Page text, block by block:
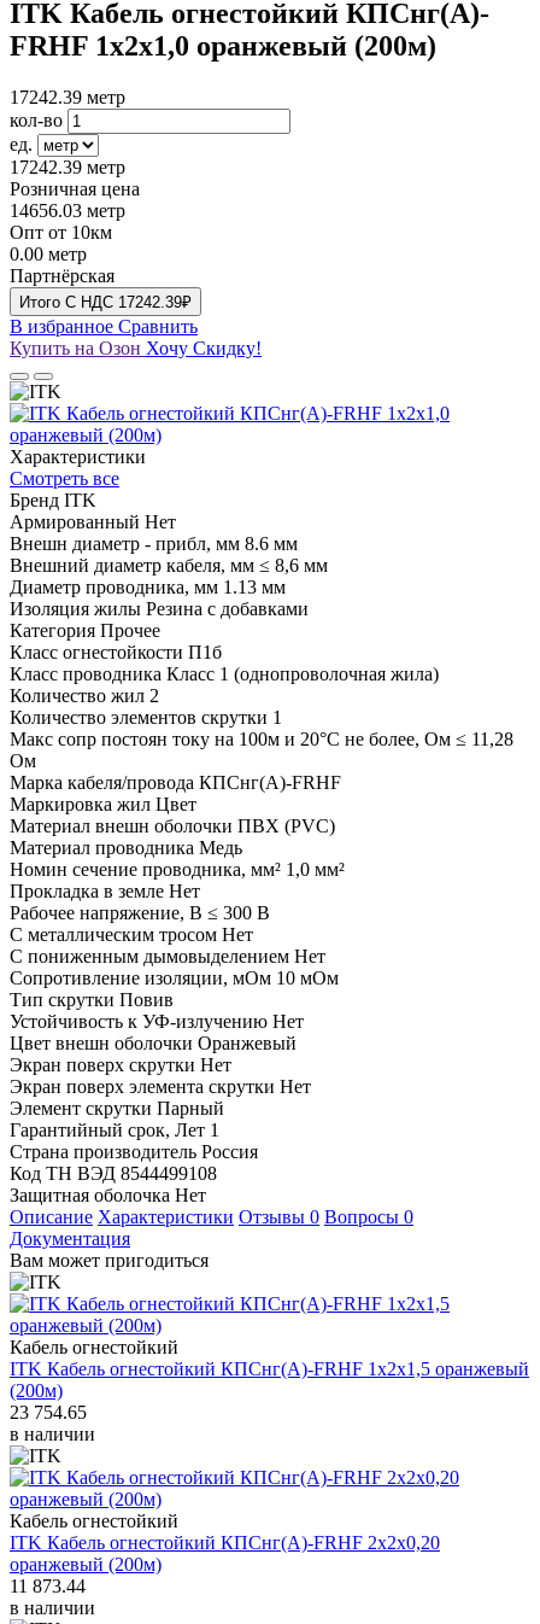
ITK Кабель огнестойкий КПСнг(А)-
FRHF 1х2х1,0 оранжевый (200м)
17242.39 метр
кол-во
ед.
17242.39 метр
Розничная цена
14656.03 метр
Опт от 10км
0.00 метр
Партнёрская
Итого C НДС 17242.39₽
В избранное Сравнить
Купить на Озон Хочу Скидку!
Характеристики
Смотреть все
Бренд ITK
Армированный Нет
Внешн диаметр - прибл, мм 8.6 мм
Внешний диаметр кабеля, мм ≤ 8,6 мм
Диаметр проводника, мм 1.13 мм
Изоляция жилы Резина с добавками
Категория Прочее
Класс огнестойкости П1б
Класс проводника Класс 1 (однопроволочная жила)
Количество жил 2
Количество элементов скрутки 1
Макс сопр постоян току на 100м и 20°С не более, Ом ≤ 11,28
Ом
Марка кабеля/провода КПСнг(А)-FRHF
Маркировка жил Цвет
Материал внешн оболочки ПВХ (PVC)
Материал проводника Медь
Номин сечение проводника, мм² 1,0 мм²
Прокладка в земле Нет
Рабочее напряжение, В ≤ 300 В
С металлическим тросом Нет
С пониженным дымовыделением Нет
Сопротивление изоляции, мОм 10 мОм
Тип скрутки Повив
Устойчивость к УФ-излучению Нет
Цвет внешн оболочки Оранжевый
Экран поверх скрутки Нет
Экран поверх элемента скрутки Нет
Элемент скрутки Парный
Гарантийный срок, Лет 1
Страна производитель Россия
Код ТН ВЭД 8544499108
Защитная оболочка Нет
Описание Характеристики Отзывы 0 Вопросы 0
Документация
Вам может пригодиться
Кабель огнестойкий
ITK Кабель огнестойкий КПСнг(А)-FRHF 1х2х1,5 оранжевый
(200м)
23 754.65
в наличии
Кабель огнестойкий
ITK Кабель огнестойкий КПСнг(А)-FRHF 2х2х0,20
оранжевый (200м)
11 873.44
в наличии